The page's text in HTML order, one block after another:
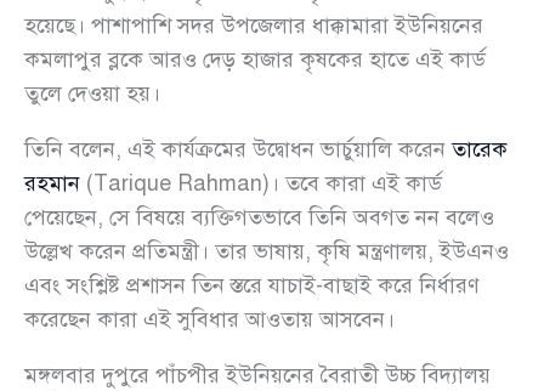
হয়েছে। পাশাপাশি সদর উপজেলার ধাক্কামারা ইউনিয়নের
কমলাপুর ব্লকে আরও দেড় হাজার কৃষকের হাতে এই কার্ড
তুলে দেওয়া হয়।
তিনি বলেন, এই কার্যক্রমের উদ্বোধন ভার্চুয়ালি করেনতারেক
রহমান (Tarique Rahman)। তবে কারা এই কার্ড
পেয়েছেন, সে বিষয়ে ব্যক্তিগতভাবে তিনি অবগত নন বলেও
উল্লেখ করেন প্রতিমন্ত্রী। তার ভাষায়, কৃষি মন্ত্রণালয়, ইউএনও
এবং সংশ্লিষ্ট প্রশাসন তিন স্তরে যাচাই-বাছাই করে নির্ধারণ
করেছেন কারা এই সুবিধার আওতায় আসবেন।
মঙ্গলবার দুপুরে পাঁচপীর ইউনিয়নের বৈরাতী উচ্চ বিদ্যালয়